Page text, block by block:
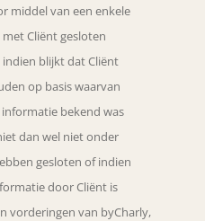
middel van een enkele
Cliënt gesloten
blijkt dat Cliënt
op basis waarvan
bekend was
dan wel niet onder
gesloten of indien
door Cliënt is
vorderingen van byCharly,